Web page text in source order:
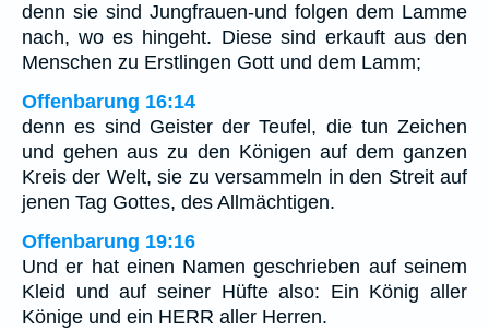
denn sie sind Jungfrauen-und folgen dem Lamme
nach, wo es hingeht. Diese sind erkauft aus den
Menschen zu Erstlingen Gott und dem Lamm;
Offenbarung 16:14
denn es sind Geister der Teufel, die tun Zeichen
und gehen aus zu den Königen auf dem ganzen
Kreis der Welt, sie zu versammeln in den Streit auf
jenen Tag Gottes, des Allmächtigen.
Offenbarung 19:16
Und er hat einen Namen geschrieben auf seinem
Kleid und auf seiner Hüfte also: Ein König aller
Könige und ein HERR aller Herren.